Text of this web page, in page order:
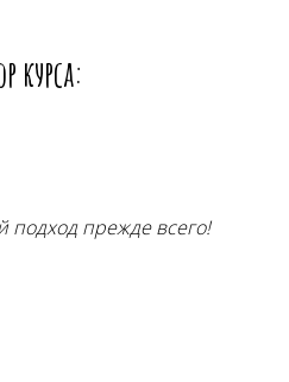
курса:
подход прежде всего!